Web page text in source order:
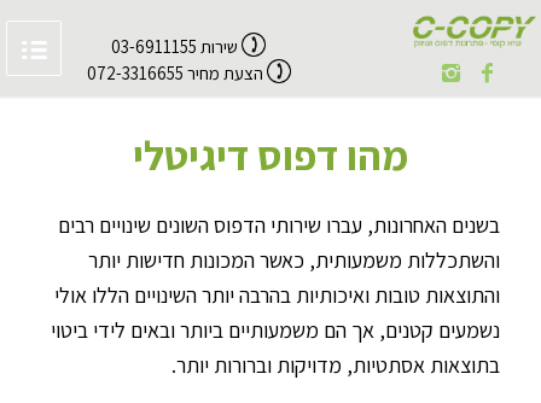
שירות 03-6911155
הצעת מחיר 072-3316655
מהו דפוס דיגיטלי
בשנים האחרונות, עברו שירותי הדפוס השונים שינויים רבים
והשתכללות משמעותית, כאשר המכונות חדישות יותר
והתוצאות טובות ואיכותיות בהרבה יותר השינויים הללו אולי
נשמעים קטנים, אך הם משמעותיים ביותר ובאים לידי ביטוי
בתוצאות אסתטיות, מדויקות וברורות יותר.